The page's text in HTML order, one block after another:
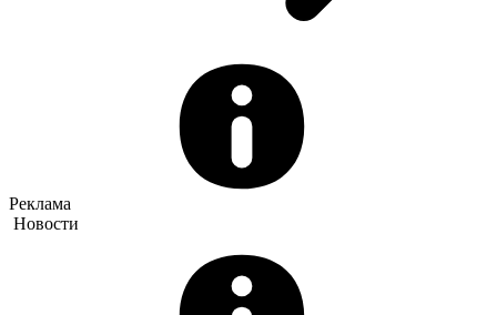
Реклама
Новости